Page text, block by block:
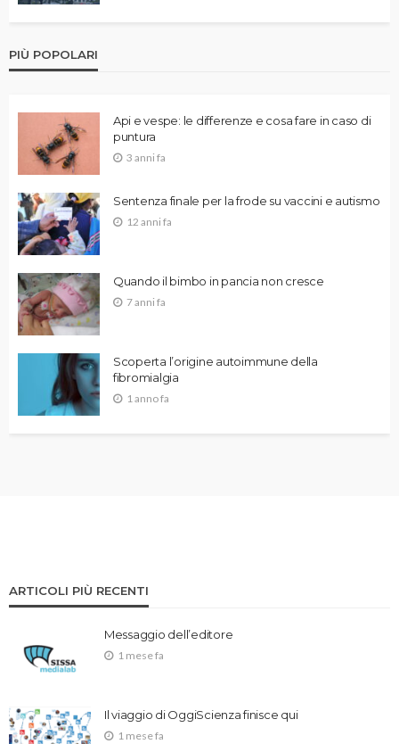
PIÙ POPOLARI
Api e vespe: le differenze e cosa fare in caso di
puntura
3 anni fa
Sentenza finale per la frode su vaccini e autismo
12 anni fa
Quando il bimbo in pancia non cresce
7 anni fa
Scoperta l’origine autoimmune della
fibromialgia
1 anno fa
ARTICOLI PIÙ RECENTI
Messaggio dell’editore
1 mese fa
Il viaggio di OggiScienza finisce qui
1 mese fa